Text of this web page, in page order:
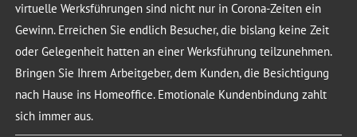
virtuelle Werksführungen sind nicht nur in Corona-Zeiten ein
Gewinn. Erreichen Sie endlich Besucher, die bislang keine Zeit
oder Gelegenheit hatten an einer Werksführung teilzunehmen.
Bringen Sie Ihrem Arbeitgeber, dem Kunden, die Besichtigung
nach Hause ins Homeoffice. Emotionale Kundenbindung zahlt
sich immer aus.